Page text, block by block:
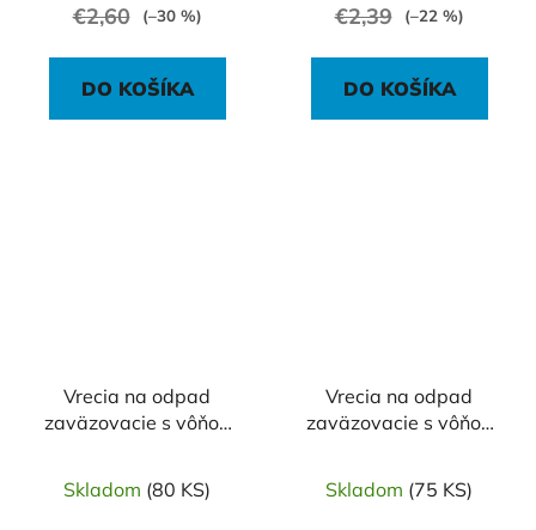
€2,60 (–30 %)
DO KOŠÍKA
€2,39 (–22 %)
DO KOŠÍKA
Vrecia na odpad
zaväzovacie s vôňou
HDPE
Skladom (80 KS)
Vrecia na odpad
zaväzovacie s vôňou
HDPE
Skladom (75 KS)